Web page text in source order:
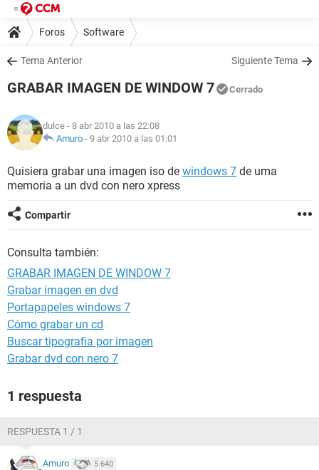
Foros Software
Tema Anterior Siguiente Tema
GRABAR IMAGEN DE WINDOW 7 Cerrado
dulce - 8 abr 2010 a las 22:08
Amuro - 9 abr 2010 a las 01:01
Quisiera grabar una imagen iso de windows 7 de uma
memoria a un dvd con nero xpress
Compartir
Consulta también:
GRABAR IMAGEN DE WINDOW 7
Grabar imagen en dvd
Portapapeles windows 7
Cómo grabar un cd
Buscar tipografia por imagen
Grabar dvd con nero 7
1 respuesta
RESPUESTA 1 / 1
Amuro 5.640